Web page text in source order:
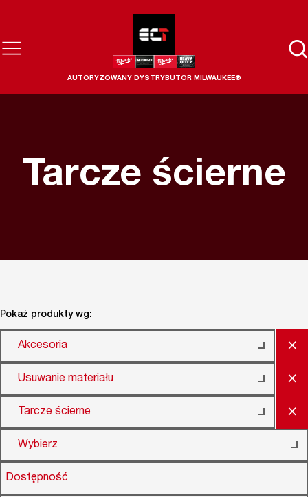
AUTORYZOWANY DYSTRYBUTOR MILWAUKEE®
Tarcze ścierne
Pokaż produkty wg:
Akcesoria ×
Usuwanie materiału ×
Tarcze ścierne ×
Wybierz
Dostępność